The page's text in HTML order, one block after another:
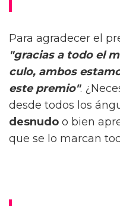
Para agradecer el
"gracias a todo el
culo, ambos
este premio".
desde todos los
desnudo o bien
que se lo marcan